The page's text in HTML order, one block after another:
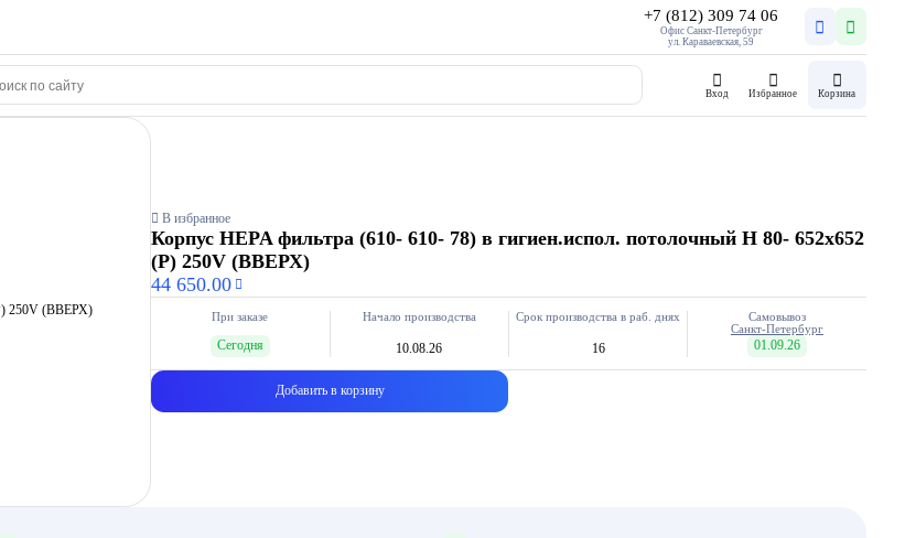
+7 (812) 309 74 06
Офис Санкт-Петербург
ул. Караваевская, 59
Вход Избранное Корзина
В избранное
Корпус HEPA фильтра (610- 610- 78) в гигиен.испол. потолочный H 80- 652х652
(P) 250V (ВВЕРХ)
44 650.00
При заказе
Сегодня
Начало производства
10.08.26
Срок производства в раб. днях
16
Самовывоз
Санкт-Петербург
01.09.26
Добавить в корзину